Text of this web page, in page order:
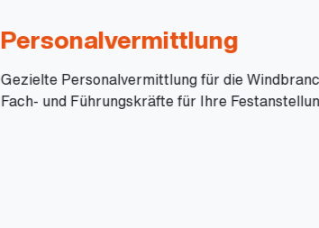
Personalvermittlung
Gezielte Personalvermittlung für die
Fach- und Führungskräfte für Ihre